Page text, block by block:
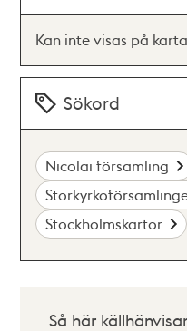
Kan inte visas på karta
Sökord
Nicolai församling
Stockholmskartor
Så här